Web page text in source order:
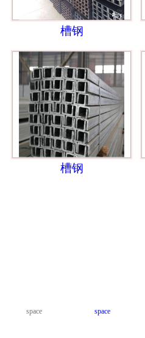
槽钢
槽钢
space space